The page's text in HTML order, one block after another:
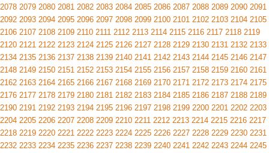
2078 2079 2080 2081 2082 2083 2084 2085 2086 2087 2088 2089 2090 2091
2092 2093 2094 2095 2096 2097 2098 2099 2100 2101 2102 2103 2104 2105
2106 2107 2108 2109 2110 2111 2112 2113 2114 2115 2116 2117 2118 2119
2120 2121 2122 2123 2124 2125 2126 2127 2128 2129 2130 2131 2132 2133
2134 2135 2136 2137 2138 2139 2140 2141 2142 2143 2144 2145 2146 2147
2148 2149 2150 2151 2152 2153 2154 2155 2156 2157 2158 2159 2160 2161
2162 2163 2164 2165 2166 2167 2168 2169 2170 2171 2172 2173 2174 2175
2176 2177 2178 2179 2180 2181 2182 2183 2184 2185 2186 2187 2188 2189
2190 2191 2192 2193 2194 2195 2196 2197 2198 2199 2200 2201 2202 2203
2204 2205 2206 2207 2208 2209 2210 2211 2212 2213 2214 2215 2216 2217
2218 2219 2220 2221 2222 2223 2224 2225 2226 2227 2228 2229 2230 2231
2232 2233 2234 2235 2236 2237 2238 2239 2240 2241 2242 2243 2244 2245